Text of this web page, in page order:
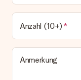
Anzahl (10+)
Anmerkung